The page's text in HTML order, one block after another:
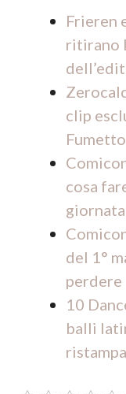
Frieren
ritirano
clip
Fumetto
cosa
del 1°
perdere
10
balli